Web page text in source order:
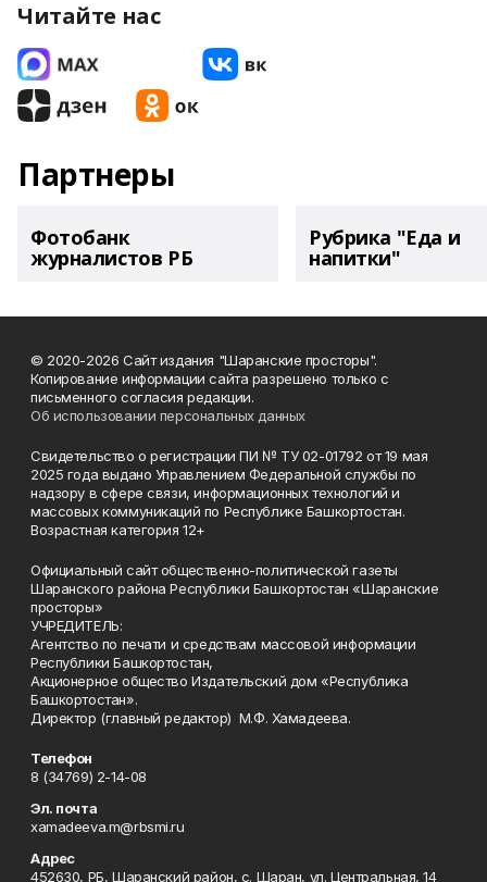
Читайте нас
Партнеры
Фотобанк
журналистов РБ
Рубрика "Еда и
напитки"
© 2020-2026 Сайт издания "Шаранские просторы".
Копирование информации сайта разрешено только с
письменного согласия редакции.
Об использовании персональных данных
Свидетельство о регистрации ПИ № ТУ 02-01792 от 19 мая
2025 года выдано Управлением Федеральной службы по
надзору в сфере связи, информационных технологий и
массовых коммуникаций по Республике Башкортостан.
Возрастная категория 12+
Официальный сайт общественно-политической газеты
Шаранского района Республики Башкортостан «Шаранские
просторы»
УЧРЕДИТЕЛЬ:
Агентство по печати и средствам массовой информации
Республики Башкортостан,
Акционерное общество Издательский дом «Республика
Башкортостан».
Директор (главный редактор) М.Ф. Хамадеева.
Телефон
8 (34769) 2-14-08
Эл. почта
xamadeeva.m@rbsmi.ru
Адрес
452630, РБ, Шаранский район, с. Шаран, ул. Центральная, 14